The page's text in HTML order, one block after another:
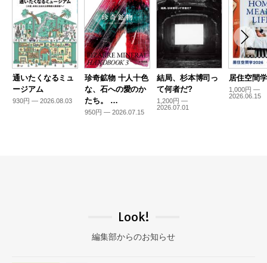
通いたくなるミュ
ージアム
930円 — 2026.08.03
珍奇鉱物 十人十色
な、石への愛のか
たち。 …
950円 — 2026.07.15
結局、杉本博司っ
て何者だ?
1,200円 —
2026.07.01
居住空間
1,000円 —
2026.06.15
Look!
編集部からのお知らせ